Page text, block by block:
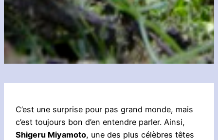
C’est une surprise pour pas grand monde, mais
c’est toujours bon d’en entendre parler. Ainsi,
Shigeru Miyamoto, une des plus célèbres têtes